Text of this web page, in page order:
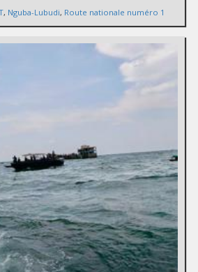
, Nguba-Lubudi, Route nationale numéro 1